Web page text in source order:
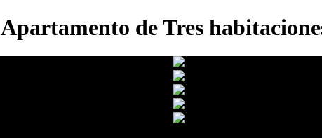
Apartamento de Tres